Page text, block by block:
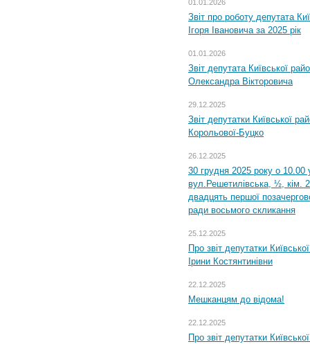
01.01.2026
Звіт про роботу депутата
Ігоря Івановича за 2025 рік
01.01.2026
Звіт депутата Київської
Олександра Вікторовича
29.12.2025
Звіт депутатки Київської
Корольової-Буцко
26.12.2025
30 грудня 2025 року о 10.00
вул.Решетилівська, ½, кім.
двадцять першої
ради восьмого скликання
25.12.2025
Про звіт депутатки
Ірини Костянтинівни
22.12.2025
Мешканцям до відома!
22.12.2025
Про звіт депутатки